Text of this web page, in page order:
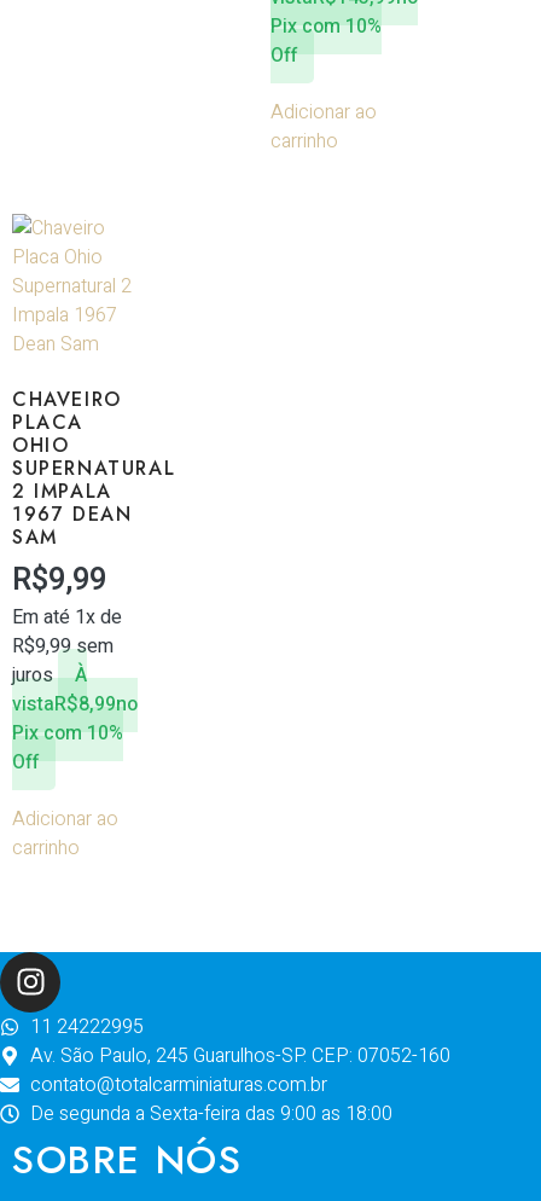
Pix com 10%
Off
Adicionar ao
carrinho
CHAVEIRO
PLACA
OHIO
SUPERNATURAL
2 IMPALA
1967 DEAN
SAM
R$9,99
Em até 1x de
R$9,99sem
juros
À
vistaR$8,99no
Pix com 10%
Off
Adicionar ao
carrinho
11 24222995
Av. São Paulo, 245 Guarulhos-SP. CEP: 07052-160
contato@totalcarminiaturas.com.br
De segunda a Sexta-feira das 9:00 as 18:00
SOBRE NÓS